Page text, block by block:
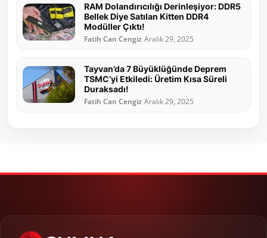
RAM Dolandırıcılığı Derinleşiyor: DDR5
Bellek Diye Satılan Kitten DDR4
Modüller Çıktı!
Fatih Can Cengiz Aralık 29, 2025
Tayvan’da 7 Büyüklüğünde Deprem
TSMC’yi Etkiledi: Üretim Kısa Süreli
Duraksadı!
Fatih Can Cengiz Aralık 29, 2025